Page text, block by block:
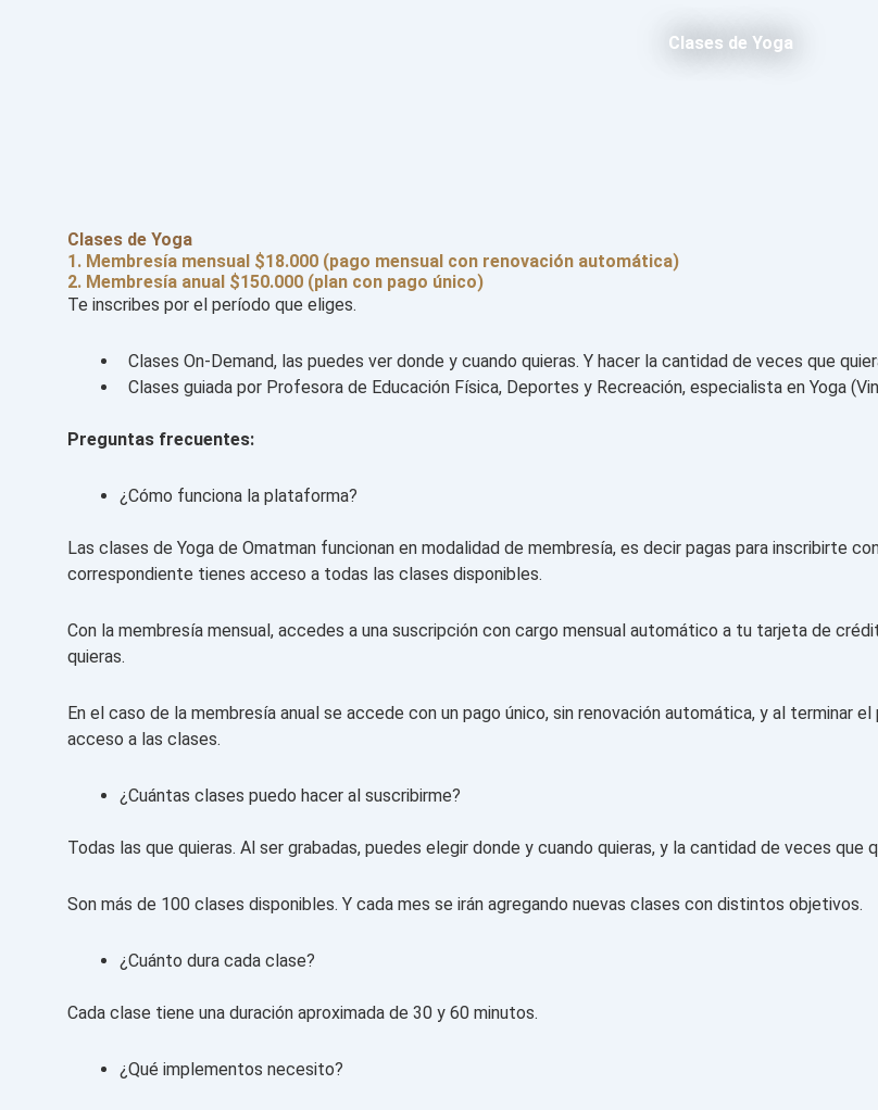
Clases de Yoga
Clases de Yoga
1. Membresía mensual $18.000 (pago mensual con renovación automática)
2. Membresía anual $150.000 (plan con pago único)
Te inscribes por el período que eliges.
Clases On-Demand, las puedes ver donde y cuando quieras. Y hacer la cantidad de veces que
Clases guiada por Profesora de Educación Física, Deportes y Recreación, especialista en Yoga
Preguntas frecuentes:
¿Cómo funciona la plataforma?
Las clases de Yoga de Omatman funcionan en modalidad de membresía, es decir pagas para inscribirte
correspondiente tienes acceso a todas las clases disponibles.
Con la membresía mensual, accedes a una suscripción con cargo mensual automático a tu tarjeta de
quieras.
En el caso de la membresía anual se accede con un pago único, sin renovación automática, y al terminar
acceso a las clases.
¿Cuántas clases puedo hacer al suscribirme?
Todas las que quieras. Al ser grabadas, puedes elegir donde y cuando quieras, y la cantidad de veces que
Son más de 100 clases disponibles. Y cada mes se irán agregando nuevas clases con distintos objetivos.
¿Cuánto dura cada clase?
Cada clase tiene una duración aproximada de 30 y 60 minutos.
¿Qué implementos necesito?